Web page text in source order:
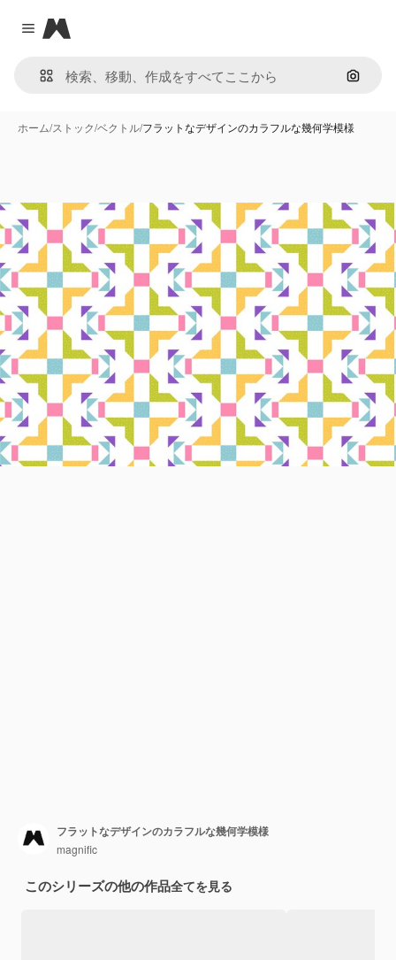
Close menu
Magnific
画像で
ホーム/ストック/ベクトル/フラットなデザインのカラフルな幾何学模様
フラットなデザインのカラフルな幾何学模様
magnific
このシリーズの他の作品全てを見る